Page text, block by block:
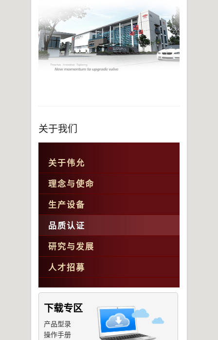
关于我们
关于伟允
理念与使命
生产设备
品质认证
研究与发展
人才招募
下载专区
产品型录
操作手册